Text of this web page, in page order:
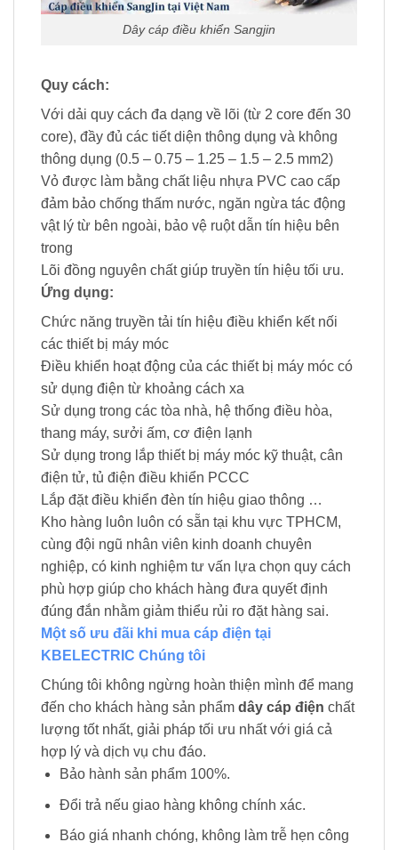
Dây cáp điều khiển Sangjin
Quy cách:
Với dải quy cách đa dạng về lõi (từ 2 core đến 30
core), đầy đủ các tiết diện thông dụng và không
thông dụng (0.5 – 0.75 – 1.25 – 1.5 – 2.5 mm2)
Vỏ được làm bằng chất liệu nhựa PVC cao cấp
đảm bảo chống thấm nước, ngăn ngừa tác động
vật lý từ bên ngoài, bảo vệ ruột dẫn tín hiệu bên
trong
Lõi đồng nguyên chất giúp truyền tín hiệu tối ưu.
Ứng dụng:
Chức năng truyền tải tín hiệu điều khiển kết nối
các thiết bị máy móc
Điều khiển hoạt động của các thiết bị máy móc có
sử dụng điện từ khoảng cách xa
Sử dụng trong các tòa nhà, hệ thống điều hòa,
thang máy, sưởi ấm, cơ điện lạnh
Sử dụng trong lắp thiết bị máy móc kỹ thuật, cân
điện tử, tủ điện điều khiển PCCC
Lắp đặt điều khiển đèn tín hiệu giao thông …
Kho hàng luôn luôn có sẵn tại khu vực TPHCM,
cùng đội ngũ nhân viên kinh doanh chuyên
nghiệp, có kinh nghiệm tư vấn lựa chọn quy cách
phù hợp giúp cho khách hàng đưa quyết định
đúng đắn nhằm giảm thiểu rủi ro đặt hàng sai.
Một số ưu đãi khi mua cáp điện tại
KBELECTRIC Chúng tôi
Chúng tôi không ngừng hoàn thiện mình để mang
đến cho khách hàng sản phẩm dây cáp điện chất
lượng tốt nhất, giải pháp tối ưu nhất với giá cả
hợp lý và dịch vụ chu đáo.
Bảo hành sản phẩm 100%.
Đổi trả nếu giao hàng không chính xác.
Báo giá nhanh chóng, không làm trễ hẹn công